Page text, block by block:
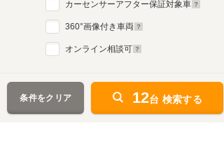
カーセンサーアフター保証対象車
360°画像付き車両
オンライン相談可
条件をクリア 12台 検索する